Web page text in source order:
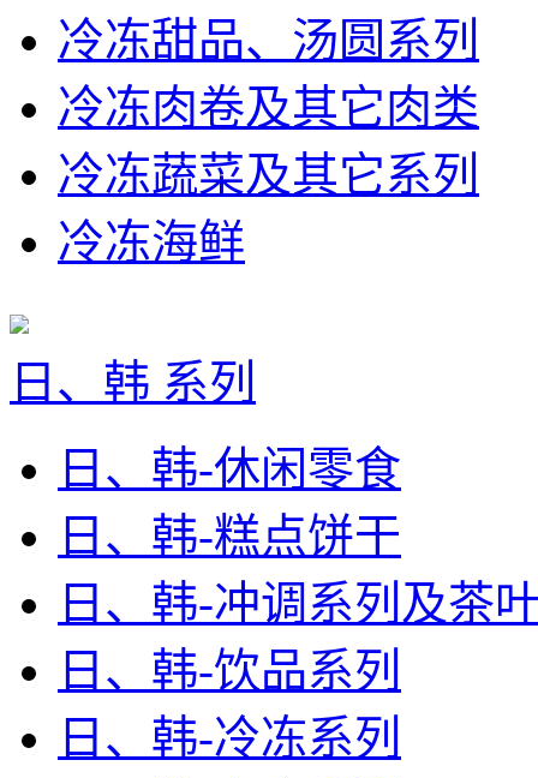
冷冻甜品、汤圆系列
冷冻肉卷及其它肉类
冷冻蔬菜及其它系列
冷冻海鲜
日、韩 系列
日、韩-休闲零食
日、韩-糕点饼干
日、韩-冲调系列及茶
日、韩-饮品系列
日、韩-冷冻系列